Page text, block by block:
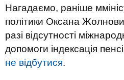
Нагадаємо, раніше
політики Оксана
разі відсутності
допомоги індексація
не відбутися.